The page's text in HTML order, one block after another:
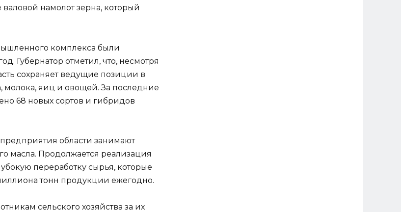
намолот зерна, который
комплекса были
Губернатор отметил, что, несмотря
сохраняет ведущие позиции в
молока, яиц и овощей. За последние
68 новых сортов и гибридов
области занимают
масла. Продолжается реализация
переработку сырья, которые
тонн продукции ежегодно.
сельского хозяйства за их